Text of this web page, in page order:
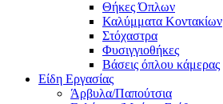
Θήκες Όπλων
Καλύμματα Κοντακίων
Στόχαστρα
Φυσιγγιοθήκες
Βάσεις όπλου κάμερας
Είδη Εργασίας
Άρβυλα/Παπούτσια